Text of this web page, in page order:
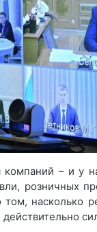
– и у
розничных
насколько